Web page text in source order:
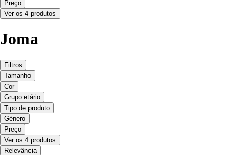
Preço
Ver os 4 produtos
Joma
Filtros
Tamanho
Cor
Grupo etário
Tipo de produto
Género
Preço
Ver os 4 produtos
Relevância